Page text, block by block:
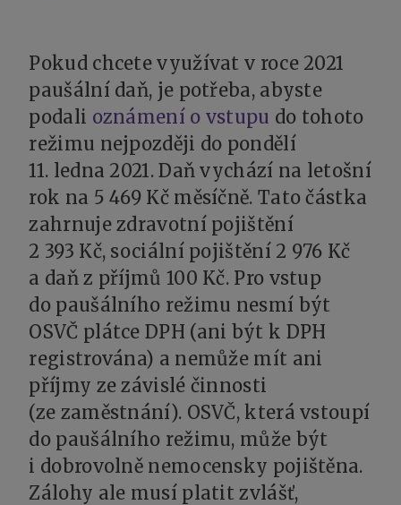
Pokud chcete využívat v roce 2021
paušální daň, je potřeba, abyste
podali oznámení o vstupu do tohoto
režimu nejpozději do pondělí
11. ledna 2021. Daň vychází na letošní
rok na 5 469 Kč měsíčně. Tato částka
zahrnuje zdravotní pojištění
2 393 Kč, sociální pojištění 2 976 Kč
a daň z příjmů 100 Kč. Pro vstup
do paušálního režimu nesmí být
OSVČ plátce DPH (ani být k DPH
registrována) a nemůže mít ani
příjmy ze závislé činnosti
(ze zaměstnání). OSVČ, která vstoupí
do paušálního režimu, může být
i dobrovolně nemocensky pojištěna.
Zálohy ale musí platit zvlášť,